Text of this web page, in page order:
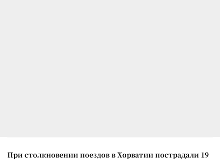
При столкновении поездов в Хорватии пострадали 19